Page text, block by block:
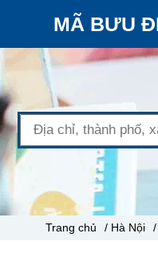
MÃ BƯU
Trang chủ / Hà Nội